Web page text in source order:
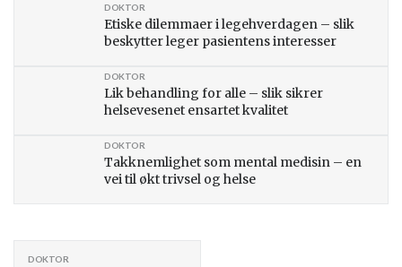
Etiske dilemmaer i legehverdagen – slik
beskytter leger pasientens interesser
DOKTOR
Lik behandling for alle – slik sikrer
helsevesenet ensartet kvalitet
DOKTOR
Takknemlighet som mental medisin – en
vei til økt trivsel og helse
DOKTOR
DOKTOR